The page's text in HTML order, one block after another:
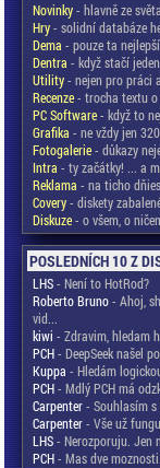
Novinky- hlavně ze
Hry- solidní databáze
Dema - pouze ta nejlepší
Dentra - když stačí
Utility- nejen pro práci
Recenze- trocha textu o
PC Software- když to
Grafika - ne vždy jen
Fotogalerie- důkazy
Intra - ty začátky! ... a
Reklama - na ticho
Covery- diskety
Diskuze- o všem, o
POSLEDNÍCH 10 Z
LHS- Není to HotRod?
Roberto Bruno- Ahoj,
vid...
kiwi - Zdravim, hledam
PCH- DeepSeek našel
Kuppa - Hledám
PCH- Mdlý PCH má
Carpenter- Souhlasím
Carpenter- Vše už
LHS- Nerozporuju. Jen
PCH- Mas dve